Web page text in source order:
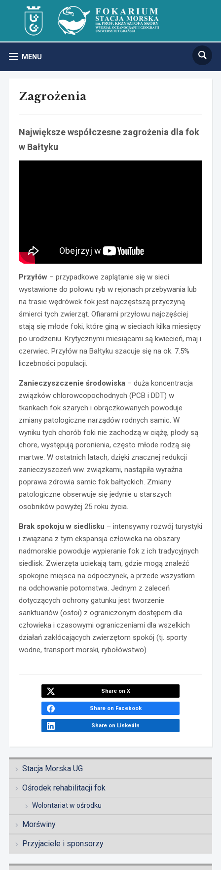
MENU
Stacja Morska UG
Ośrodek rehabilitacji fok
Wolontariat w ośrodku
Morświny
Przyjaciele i sponsorzy
Zagrożenia
Największe współczesne zagrożenia dla fok
w Bałtyku
Przyłów– przypadkowe zaplątanie się w sieci
wystawione do połowu ryb w rejonach przebywania lub
na trasie wędrówek fok jest najczęstszą przyczyną
śmierci tych zwierząt. Ofiarami przyłowu najczęściej
stają się młode foki, które giną w sieciach kilka miesięcy
po urodzeniu. Krytycznymi miesiącami są kwiecień, maj i
czerwiec. Przyłów na Bałtyku szacuje się na ok. 7.5%
liczebności populacji.
Zanieczyszczenie środowiska– duża koncentracja
związków chlorowcopochodnych (PCB i DDT) w
tkankach fok szarych i obrączkowanych powoduje
zmiany patologiczne narządów rodnych samic. W
wyniku tych chorób foki nie zachodzą w ciążę, płody są
chore, występują poronienia, często młode rodzą się
martwe. W ostatnich latach, dzięki znacznej redukcji
zanieczyszczeń ww. związkami, nastąpiła wyraźna
poprawa zdrowia samic fok bałtyckich. Zmiany
patologiczne obserwuje się jedynie u starszych
osobników powyżej 25 roku życia.
Brak spokoju w siedlisku – intensywny rozwój turystyki
i związana z tym ekspansja człowieka na obszary
nadmorskie powoduje wypieranie fok z ich tradycyjnych
siedlisk. Zwierzęta uciekają tam, gdzie mogą znaleźć
spokojne miejsca na odpoczynek, a przede wszystkim
na odchowanie potomstwa. Jednym z zaleceń
dotyczących ochrony gatunku jest tworzenie
sanktuariów (ostoi) z ograniczonym dostępem dla
człowieka i czasowymi ograniczeniami dla wszelkich
działań zakłócających zwierzętom spokój (tj. sporty
wodne, transport morski, rybołówstwo).
Share on X
Share on Facebook
Share on LinkedIn